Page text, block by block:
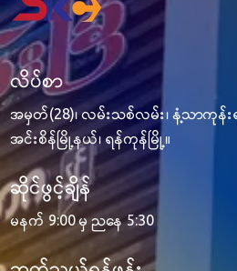
လိပ်စာ
အမှတ်(28)၊ လမ်းသစ်လမ်း၊ နံ့သာကုန်
အင်းစိန်မြို့နယ်၊ ရန်ကုန်မြို့။
ဆိုင်ဖွင့်ချိန်
မနက် 9:00 မှ ညနေ 5:30